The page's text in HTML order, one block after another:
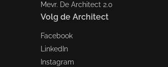
Mevr. De Architect 2.0
Volg de Architect
Facebook
LinkedIn
Instagram